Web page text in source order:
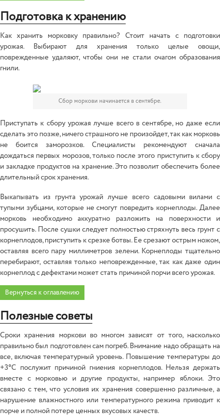
Подготовка к хранению
Как хранить морковку правильно? Стоит начать с подготовки
урожая. Выбирают для хранения только целые овощи,
поврежденные удаляют, чтобы они не стали очагом образования
гнили.
Сбор моркови начинается в сентябре.
Приступать к сбору урожая лучше всего в сентябре, но даже если
сделать это позже, ничего страшного не произойдет, так как морковь
не боится заморозков. Специалисты рекомендуют сначала
дождаться первых морозов, только после этого приступить к сбору
и закладке продуктов на хранение. Это позволит обеспечить более
длительный срок хранения.
Выкапывать из грунта урожай лучше всего садовыми вилами с
тупыми зубцами, которые не смогут повредить корнеплоды. Далее
морковь необходимо аккуратно разложить на поверхности и
просушить. После сушки следует полностью стряхнуть весь грунт с
корнеплодов, приступить к срезке ботвы. Ее срезают острым ножом,
оставляя всего пару миллиметров зелени. Корнеплоды тщательно
перебирают, оставляя только неповрежденные, так как даже один
корнеплод с дефектами может стать причиной порчи всего урожая.
Вернуться к оглавлению
Полезные советы
Сроки хранения моркови во многом зависят от того, насколько
правильно был подготовлен сам погреб. Внимание надо обращать на
все, включая температурный уровень. Повышение температуры до
+3°C послужит причиной гниения корнеплодов. Нельзя держать
вместе с морковью и другие продукты, например яблоки. Это
связано с тем, что условия их хранения совершенно различные, а
нарушение влажностного или температурного режима приводит к
порче и полной потере ценных вкусовых качеств.